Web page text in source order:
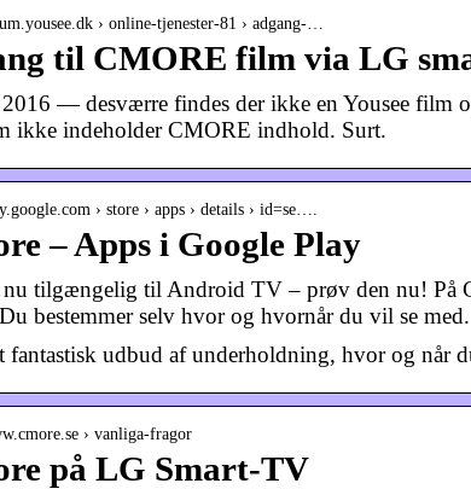
› online-tjenester-81 › adgang-…
til CMORE film via LG
— desværre findes der ikke en Yousee film
ikke indeholder CMORE indhold. Surt.
› store › apps › details › id=se….
– Apps i Google Play
tilgængelig til Android TV – prøv den nu! På
bestemmer selv hvor og hvornår du vil se med.
fantastisk udbud af underholdning, hvor og når
› vanliga-fragor
på LG Smart-TV